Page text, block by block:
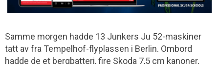
Samme morgen hadde 13 Junkers Ju 52-maskiner
tatt av fra Tempelhof-flyplassen i Berlin. Ombord
hadde de et bergbatteri, fire Skoda 7,5 cm kanoner,